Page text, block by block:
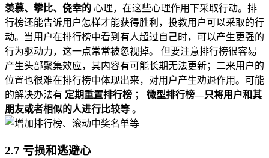
羡慕、攀比、侥幸的 心理，在这些心理作用下采取行动。排
行榜还能告诉用户怎样才能获得胜利，投教用户可以采取的行
动。当用户在排行榜中看到有人超过自己时，可以产生更强的
行为驱动力，这一点常常被忽视掉。 但要注意排行榜很容易
产生头部聚集效应，其内容有可能长期无法更新；二来用户的
位置也很难在排行榜中体现出来，对用户产生劝退作用。可能
的解决办法有 定期重置排行榜 ； 微型排行榜—只将用户和其
朋友或者相似的人进行比较等 。
2.7 亏损和逃避心